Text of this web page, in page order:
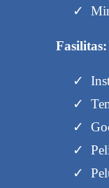
Fasilitas: